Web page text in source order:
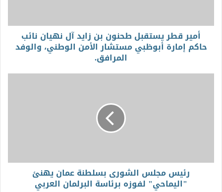
أمير قطر يستقبل طحنون بن زايد آل نهيان نائب
حاكم إمارة أبوظبي مستشار الأمن الوطني، والوفد
المرافق.
رئيس مجلس الشورى بسلطنة عمان يهنئ
"اليماحي" لفوزه برئاسة البرلمان العربي